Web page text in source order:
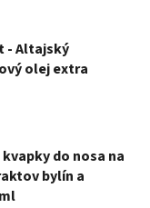
- Altajský
olej extra
do nosa na
bylín a